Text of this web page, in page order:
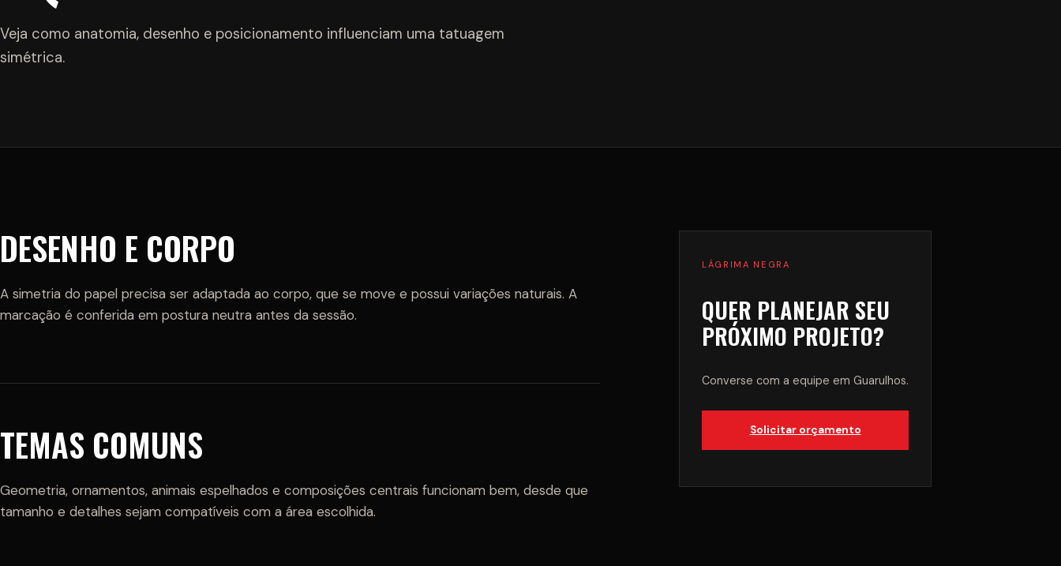
Veja como anatomia, desenho e posicionamento influenciam uma tatuagem
simétrica.
DESENHO E CORPO
A simetria do papel precisa ser adaptada ao corpo, que se move e possui variações naturais. A
marcação é conferida em postura neutra antes da sessão.
TEMAS COMUNS
Geometria, ornamentos, animais espelhados e composições centrais funcionam bem, desde que
tamanho e detalhes sejam compatíveis com a área escolhida.
LÁGRIMA NEGRA
QUER PLANEJAR SEU
PRÓXIMO PROJETO?
Converse com a equipe em Guarulhos.
Solicitar orçamento